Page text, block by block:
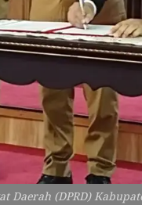
Daerah (DPRD)